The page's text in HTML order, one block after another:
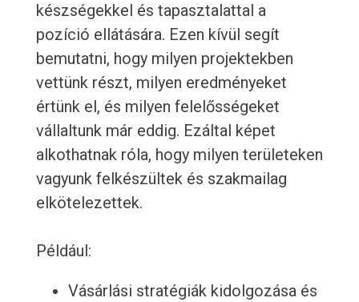
készségekkel és tapasztalattal a
pozíció ellátására. Ezen kívül segít
bemutatni, hogy milyen projektekben
vettünk részt, milyen eredményeket
értünk el, és milyen felelősségeket
vállaltunk már eddig. Ezáltal képet
alkothatnak róla, hogy milyen területeken
vagyunk felkészültek és szakmailag
elkötelezettek.
Például:
Vásárlási stratégiák kidolgozása és